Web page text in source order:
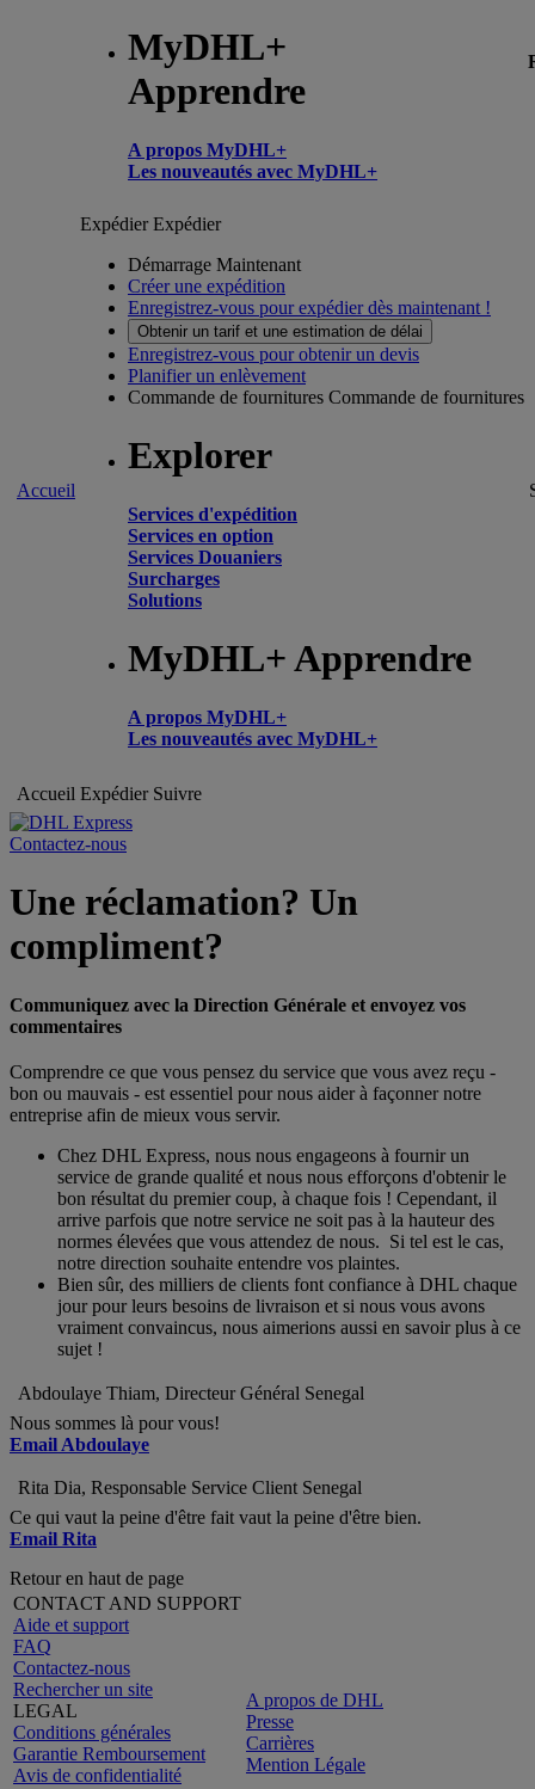
MyDHL+
Apprendre
A propos MyDHL+
Les nouveautés avec MyDHL+
Accueil
ExpédierExpédier
Démarrage Maintenant
Créer une expédition
Enregistrez-vous pour expédier dès maintenant !
Obtenir un tarif et une estimation de délai
Enregistrez-vous pour obtenir un devis
Planifier un enlèvement
Commande de fournitures Commande de fournitures
Explorer
Services d'expédition
Services en option
Services Douaniers
Surcharges
Solutions
MyDHL+ Apprendre
A propos MyDHL+
Les nouveautés avec MyDHL+
Accueil Expédier Suivre
Contactez-nous
Une réclamation? Un
compliment?
Communiquez avec la Direction Générale et envoyez vos
commentaires
Comprendre ce que vous pensez du service que vous avez reçu -
bon ou mauvais - est essentiel pour nous aider à façonner notre
entreprise afin de mieux vous servir.
Chez DHL Express, nous nous engageons à fournir un
service de grande qualité et nous nous efforçons d'obtenir le
bon résultat du premier coup, à chaque fois ! Cependant, il
arrive parfois que notre service ne soit pas à la hauteur des
normes élevées que vous attendez de nous. Si tel est le cas,
notre direction souhaite entendre vos plaintes.
Bien sûr, des milliers de clients font confiance à DHL chaque
jour pour leurs besoins de livraison et si nous vous avons
vraiment convaincus, nous aimerions aussi en savoir plus à ce
sujet !
Abdoulaye Thiam, Directeur Général Senegal
Nous sommes là pour vous!
Email Abdoulaye
Rita Dia, Responsable Service Client Senegal
Ce qui vaut la peine d'être fait vaut la peine d'être bien.
Email Rita
Retour en haut de page
CONTACT AND SUPPORT
Aide et support
FAQ
Contactez-nous
Rechercher un site
LEGAL
Conditions générales
Garantie Remboursement
Avis de confidentialité
A propos de DHL
Presse
Carrières
Mention Légale